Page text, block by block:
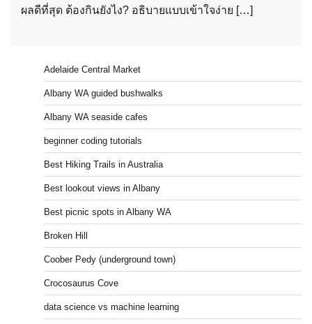
ผลดีที่สุด ต้องกินยังไง? อธิบายแบบเข้าใจง่าย […]
Adelaide Central Market
Albany WA guided bushwalks
Albany WA seaside cafes
beginner coding tutorials
Best Hiking Trails in Australia
Best lookout views in Albany
Best picnic spots in Albany WA
Broken Hill
Coober Pedy (underground town)
Crocosaurus Cove
data science vs machine learning